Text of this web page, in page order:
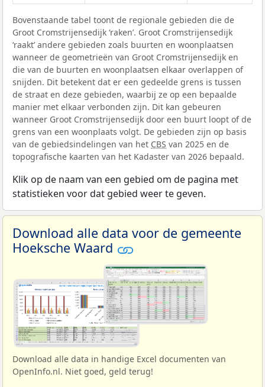
Bovenstaande tabel toont de regionale gebieden die de
Groot Cromstrijensedijk ‘raken’. Groot Cromstrijensedijk
‘raakt’ andere gebieden zoals buurten en woonplaatsen
wanneer de geometrieën van Groot Cromstrijensedijk en
die van de buurten en woonplaatsen elkaar overlappen of
snijden. Dit betekent dat er een gedeelde grens is tussen
de straat en deze gebieden, waarbij ze op een bepaalde
manier met elkaar verbonden zijn. Dit kan gebeuren
wanneer Groot Cromstrijensedijk door een buurt loopt of de
grens van een woonplaats volgt. De gebieden zijn op basis
van de gebiedsindelingen van het CBS van 2025 en de
topografische kaarten van het Kadaster van 2026 bepaald.
Klik op de naam van een gebied om de pagina met
statistieken voor dat gebied weer te geven.
Download alle data voor de gemeente
Hoeksche Waard
Download alle data in handige Excel documenten van
OpenInfo.nl. Niet goed, geld terug!